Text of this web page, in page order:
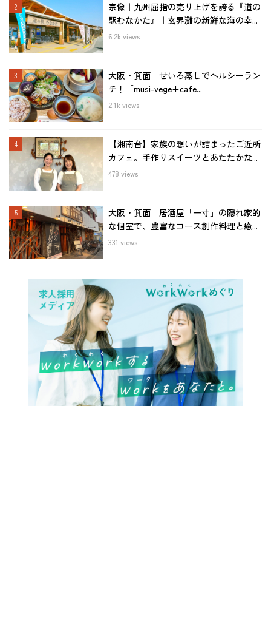
宗像｜九州屈指の売り上げを誇る『道の
駅むなかた』｜玄界灘の新鮮な海の幸...
6.2k views
大阪・箕面｜せいろ蒸しでヘルシーラン
チ！「musi-vege+cafe...
2.1k views
【湘南台】家族の想いが詰まったご近所
カフェ。手作りスイーツとあたたかな...
478 views
大阪・箕面｜居酒屋「一寸」の隠れ家的
な個室で、豊富なコース創作料理と癒...
331 views